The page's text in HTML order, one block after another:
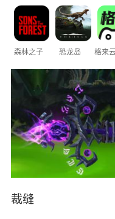
森林之子 恐龙岛
裁缝